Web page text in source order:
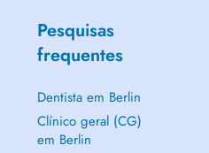
Pesquisas
frequentes
Dentista em Berlin
Clínico geral (CG)
em Berlin